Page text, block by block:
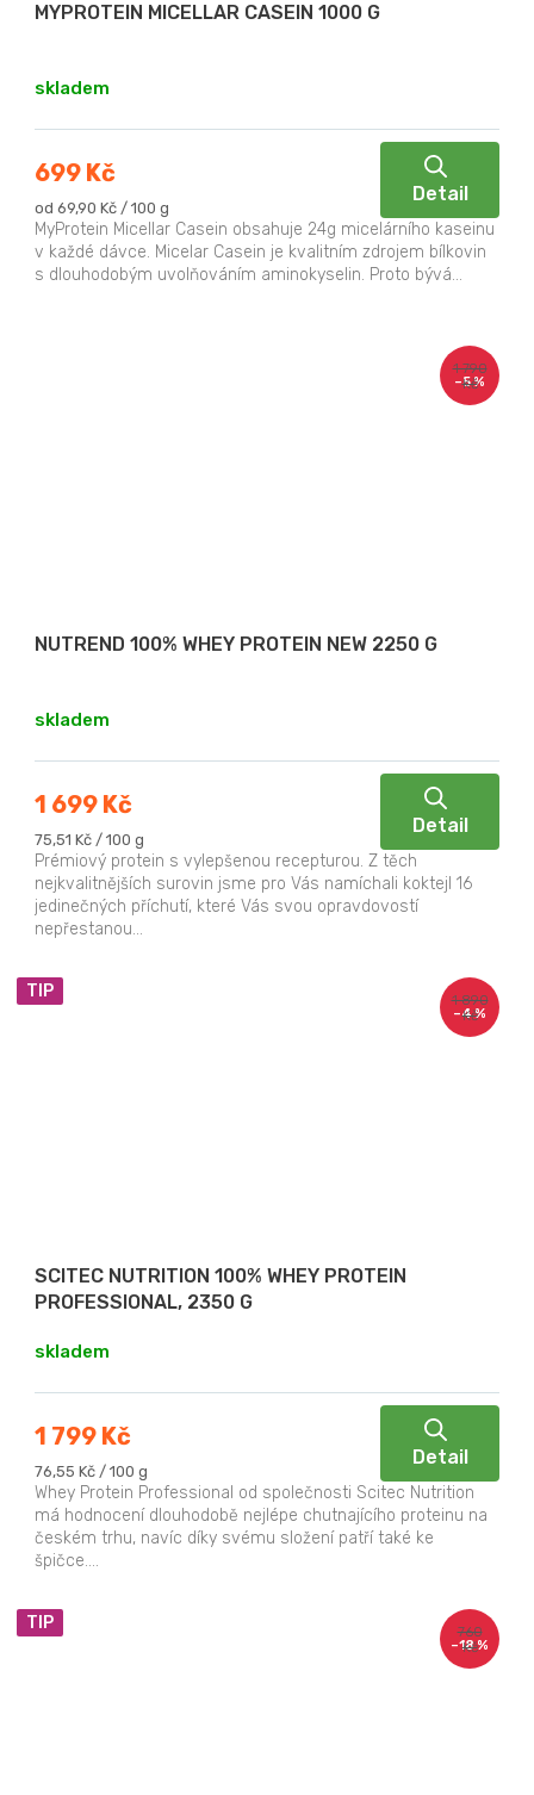
MYPROTEIN MICELLAR CASEIN 1000 G
skladem
699 Kč
Měrná
cena:
od 69,90 Kč / 100 g
Detail
MyProtein Micellar Casein obsahuje 24g micelárního kaseinu
v každé dávce. Micelar Casein je kvalitním zdrojem bílkovin
s dlouhodobým uvolňováním aminokyselin. Proto bývá...
1 790
Kč
–5 %
NUTREND 100% WHEY PROTEIN NEW 2250 G
skladem
1 699 Kč
Měrná
cena:
75,51 Kč / 100 g
Detail
Prémiový protein s vylepšenou recepturou. Z těch
nejkvalitnějších surovin jsme pro Vás namíchali koktejl 16
jedinečných příchutí, které Vás svou opravdovostí
nepřestanou...
TIP
1 890
Kč
–4 %
SCITEC NUTRITION 100% WHEY PROTEIN
PROFESSIONAL, 2350 G
skladem
1 799 Kč
Měrná
cena:
76,55 Kč / 100 g
Detail
Whey Protein Professional od společnosti Scitec Nutrition
má hodnocení dlouhodobě nejlépe chutnajícího proteinu na
českém trhu, navíc díky svému složení patří také ke
špičce....
TIP
760
Kč
–18 %